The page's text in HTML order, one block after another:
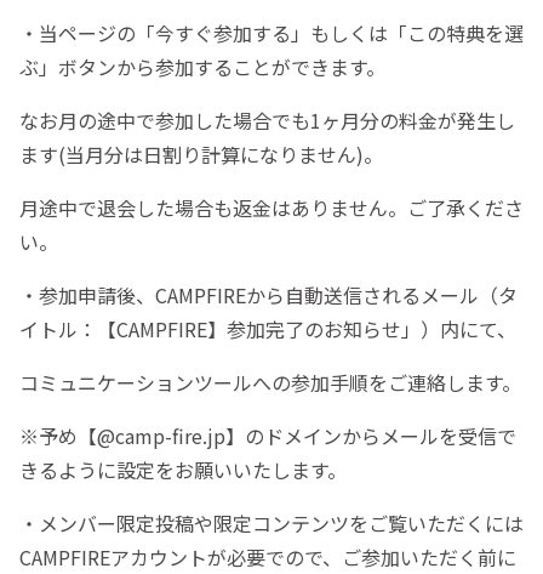
・当ページの「今すぐ参加する」もしくは「この特典を選
ぶ」ボタンから参加することができます。
なお月の途中で参加した場合でも1ヶ月分の料金が発生し
ます(当月分は日割り計算になりません)。
月途中で退会した場合も返金はありません。ご了承くださ
い。
・参加申請後、CAMPFIREから自動送信されるメール（タ
イトル：【CAMPFIRE】参加完了のお知らせ」）内にて、
コミュニケーションツールへの参加手順をご連絡します。
※予め【@camp-fire.jp】のドメインからメールを受信で
きるように設定をお願いいたします。
・メンバー限定投稿や限定コンテンツをご覧いただくには
CAMPFIREアカウントが必要でので、ご参加いただく前に